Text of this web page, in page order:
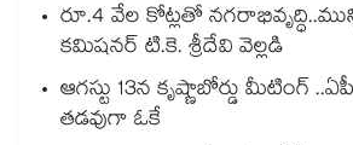
రూ.4 వేల కోట్లతో
కమిషనర్‌‌ టి.కె. శ్రీదేవి వెల్లడి
ఆగస్టు 13న కృష్ణాబోర్డు మీటింగ్
తడవుగా ఓకే